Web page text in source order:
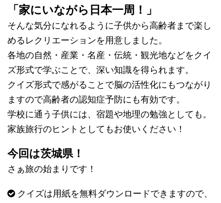
「家にいながら日本一周！」
そんな気分になれるように子供から高齢者まで楽し
めるレクリエーションを用意しました。
各地の自然・産業・名産・伝統・観光地などをクイ
ズ形式で学ぶことで、深い知識を得られます。
クイズ形式で感がることで脳の活性化にもつながり
ますので高齢者の認知症予防にも有効です。
学校に通う子供には、宿題や地理の勉強としても。
家族旅行のヒントとしてもお使いください！
今回は茨城県！
さぁ旅の始まりです！
クイズは用紙を無料ダウンロードできますので、